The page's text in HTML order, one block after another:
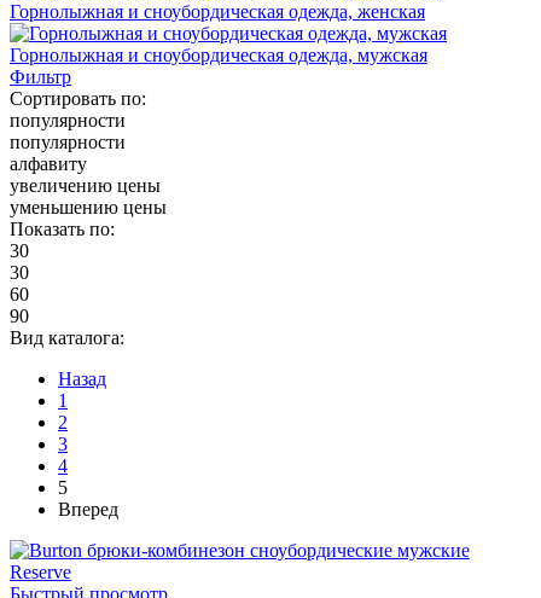
Горнолыжная и сноубордическая одежда, женская
Горнолыжная и сноубордическая одежда, мужская
Фильтр
Сортировать по:
популярности
популярности
алфавиту
увеличению цены
уменьшению цены
Показать по:
30
30
60
90
Вид каталога:
Назад
1
2
3
4
5
Вперед